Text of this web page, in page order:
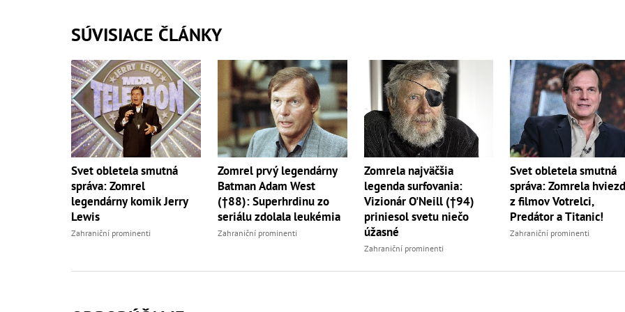
SÚVISIACE ČLÁNKY
Svet obletela smutná
správa: Zomrel
legendárny komik Jerry
Lewis
Zahraniční prominenti
Zomrel prvý legendárny
Batman Adam West
(†88): Superhrdinu zo
seriálu zdolala leukémia
Zahraniční prominenti
Zomrela najväčšia
legenda surfovania:
Vizionár O'Neill (†94)
priniesol svetu niečo
úžasné
Zahraniční prominenti
Svet obletela smutná
správa: Zomrela
z filmov Votrelci,
Predátor a Titanic!
Zahraniční prominenti